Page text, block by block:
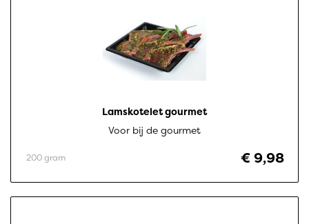
Lamskotelet gourmet
Voor bij de gourmet
€ 9,98
200 gram